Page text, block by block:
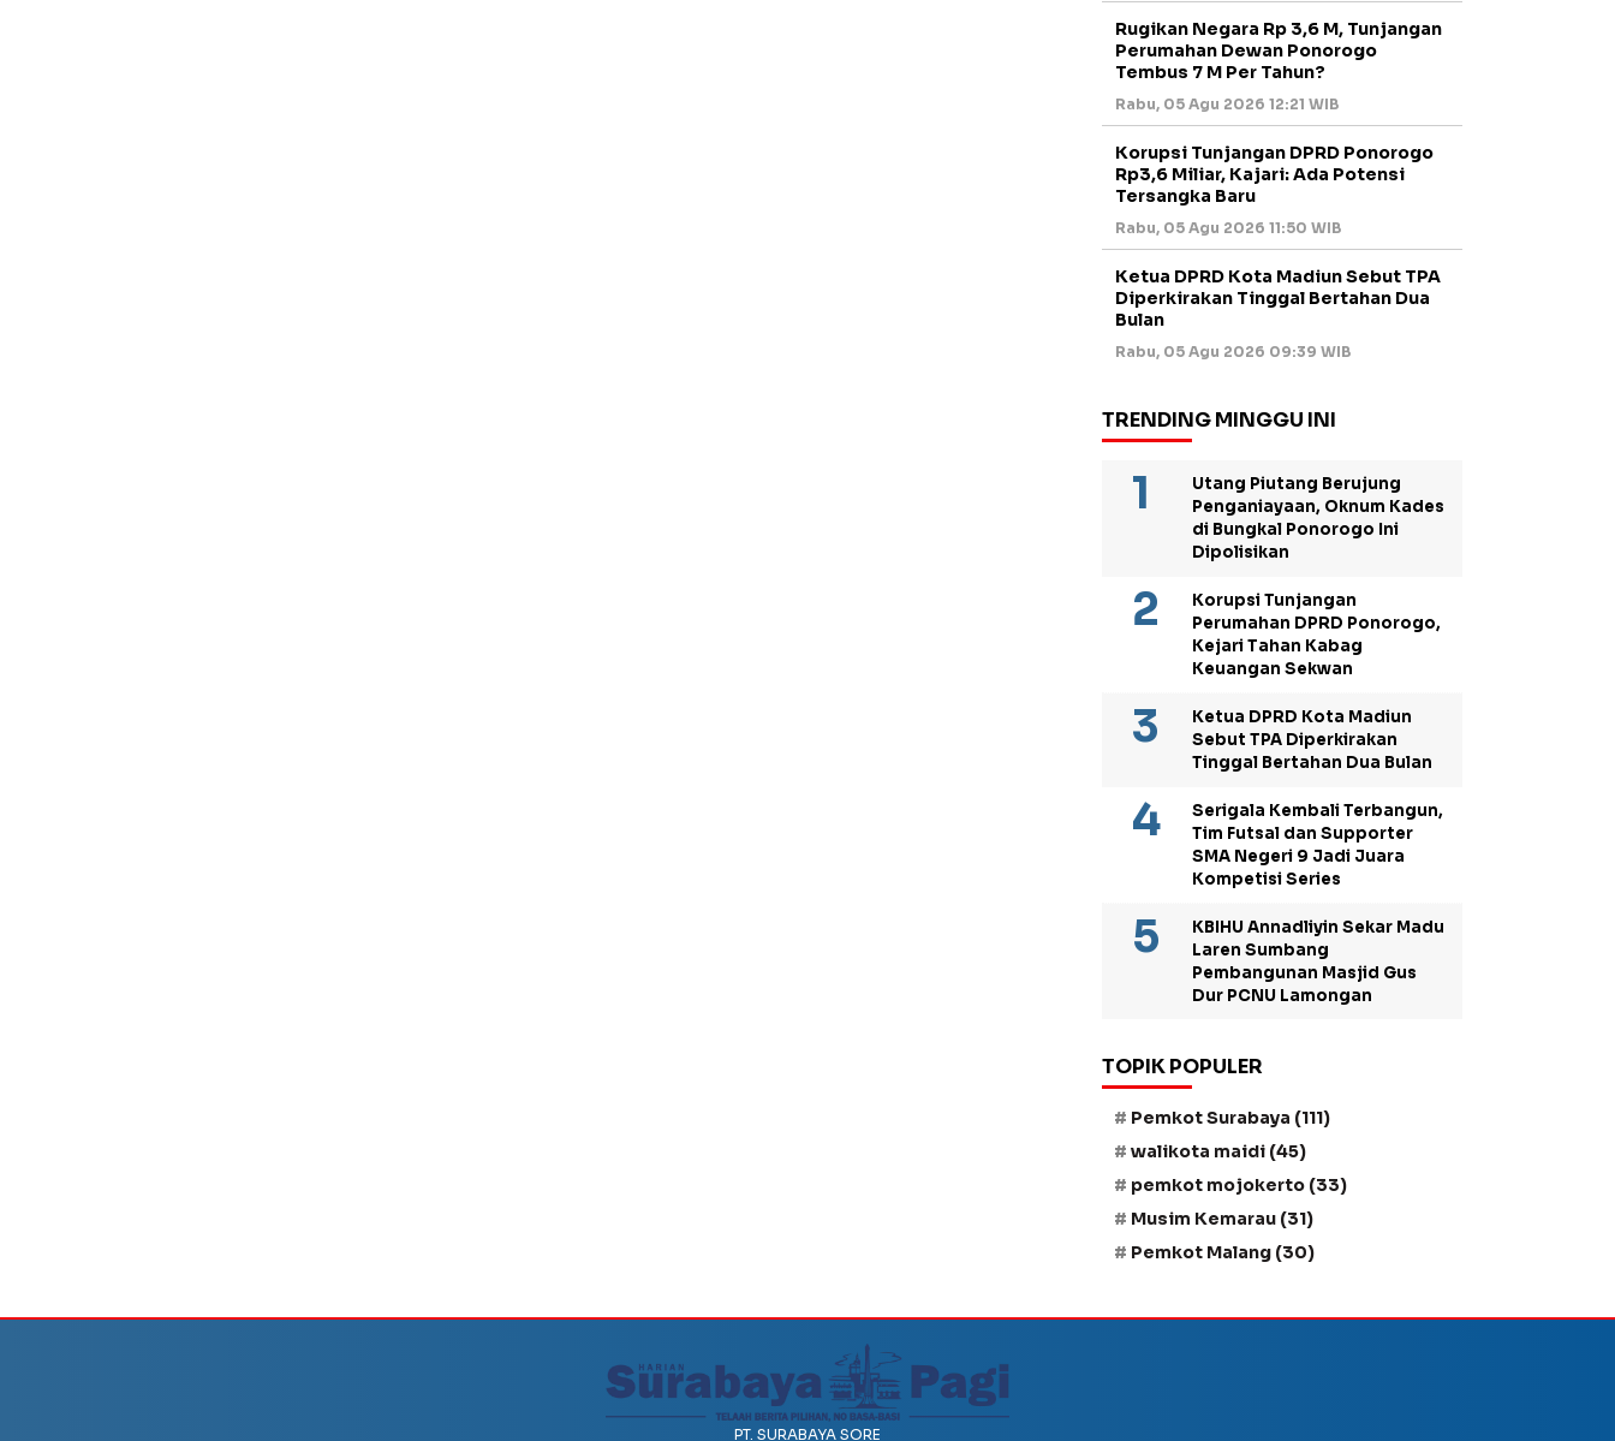
Rugikan Negara Rp 3,6 M, Tunjangan
Perumahan Dewan Ponorogo
Tembus 7 M Per Tahun?
Rabu, 05 Agu 2026 12:21 WIB
Korupsi Tunjangan DPRD Ponorogo
Rp3,6 Miliar, Kajari: Ada Potensi
Tersangka Baru
Rabu, 05 Agu 2026 11:50 WIB
Ketua DPRD Kota Madiun Sebut TPA
Diperkirakan Tinggal Bertahan Dua
Bulan
Rabu, 05 Agu 2026 09:39 WIB
TRENDING MINGGU INI
Utang Piutang Berujung
Penganiayaan, Oknum Kades
di Bungkal Ponorogo Ini
Dipolisikan
Korupsi Tunjangan
Perumahan DPRD Ponorogo,
Kejari Tahan Kabag
Keuangan Sekwan
Ketua DPRD Kota Madiun
Sebut TPA Diperkirakan
Tinggal Bertahan Dua Bulan
Serigala Kembali Terbangun,
Tim Futsal dan Supporter
SMA Negeri 9 Jadi Juara
Kompetisi Series
KBIHU Annadliyin Sekar Madu
Laren Sumbang
Pembangunan Masjid Gus
Dur PCNU Lamongan
TOPIK POPULER
Pemkot Surabaya (111)
walikota maidi (45)
pemkot mojokerto (33)
Musim Kemarau (31)
Pemkot Malang (30)
PT. SURABAYA SORE